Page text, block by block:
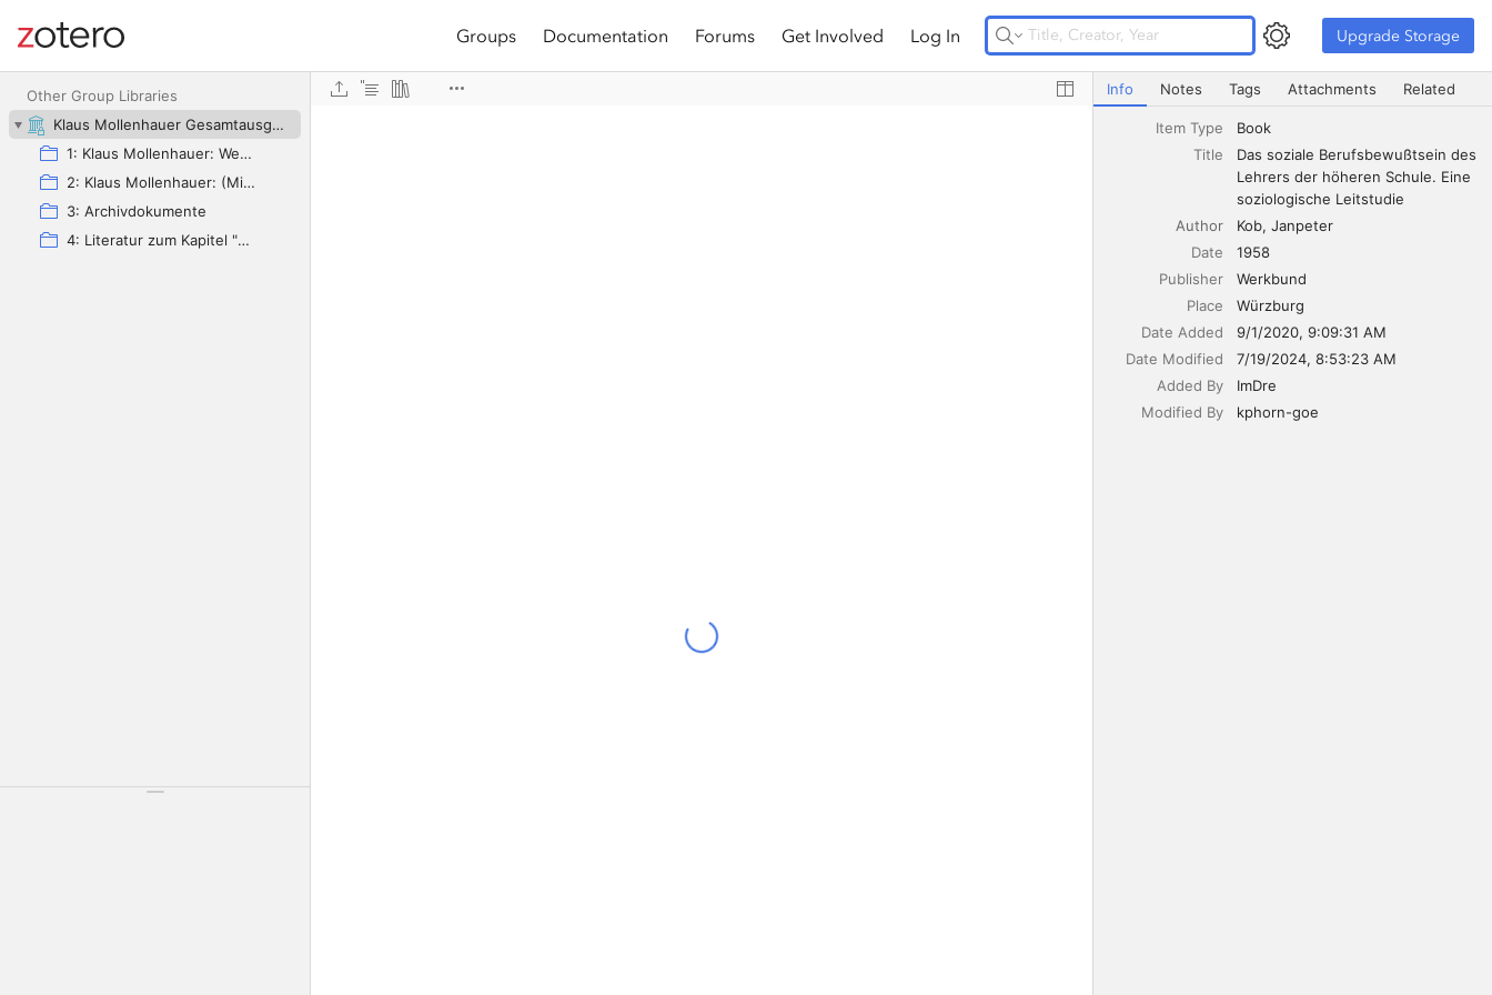
Site navigation
Groups Documentation Forums Get Involved Log In Upgrade Storage Upgrade Storage
Other Group Libraries
Klaus Mollenhauer Gesamtausgabe (KMG)
1: Klaus Mollenhauer: Werke
2: Klaus Mollenhauer: (Mit-)herausgegebene und -verfasste Bücher
3: Archivdokumente
4: Literatur zum Kapitel "Empfehlungen zum Studium der Geschichte der Familienerziehung" von Ulrich Herrmann (in: Die Familienerziehung)
Das soziale Berufsbewußtsein des Lehrers der
Info Notes Tags Attachments Related
Item Type
Book
Title
Das soziale Berufsbewußtsein des
Lehrers der höheren Schule. Eine
soziologische Leitstudie
Author
Kob Janpeter
Date
1958
Publisher
Werkbund
Place
Würzburg
Date Added
9/1/2020, 9:09:31 AM
Date Modified
7/19/2024, 8:53:23 AM
Added By
ImDre
Modified By
kphorn-goe